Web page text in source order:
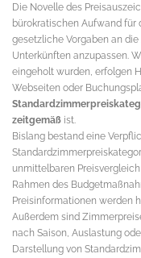
Die Novelle des
bürokratischen Aufwand für
gesetzliche Vorgaben an
Unterkünften anzupassen.
eingeholt wurden, erfolgen
Webseiten oder
zeitgemäß ist.
Bislang bestand eine
unmittelbaren
Rahmen des
Preisinformationen werden
Außerdem sind
nach Saison, Auslastung
Darstellung von